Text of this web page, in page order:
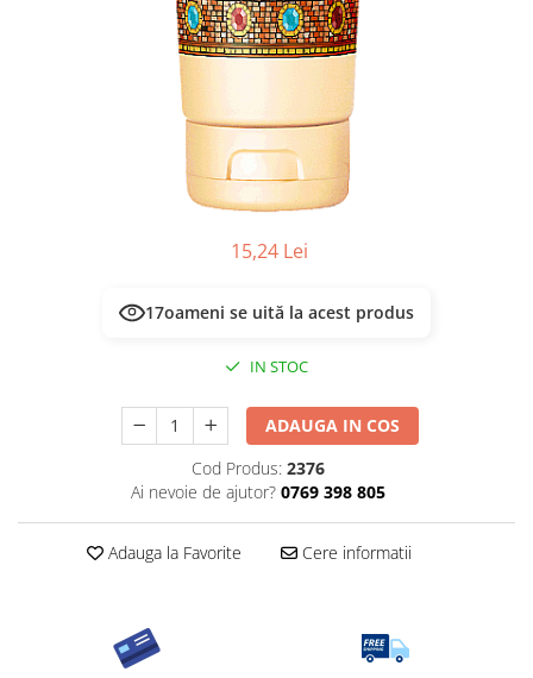
15,24 Lei
17oameni se uită la acest produs
IN STOC
ADAUGA IN COS
Cod Produs: 2376
Ai nevoie de ajutor? 0769 398 805
Adauga la Favorite Cere informatii